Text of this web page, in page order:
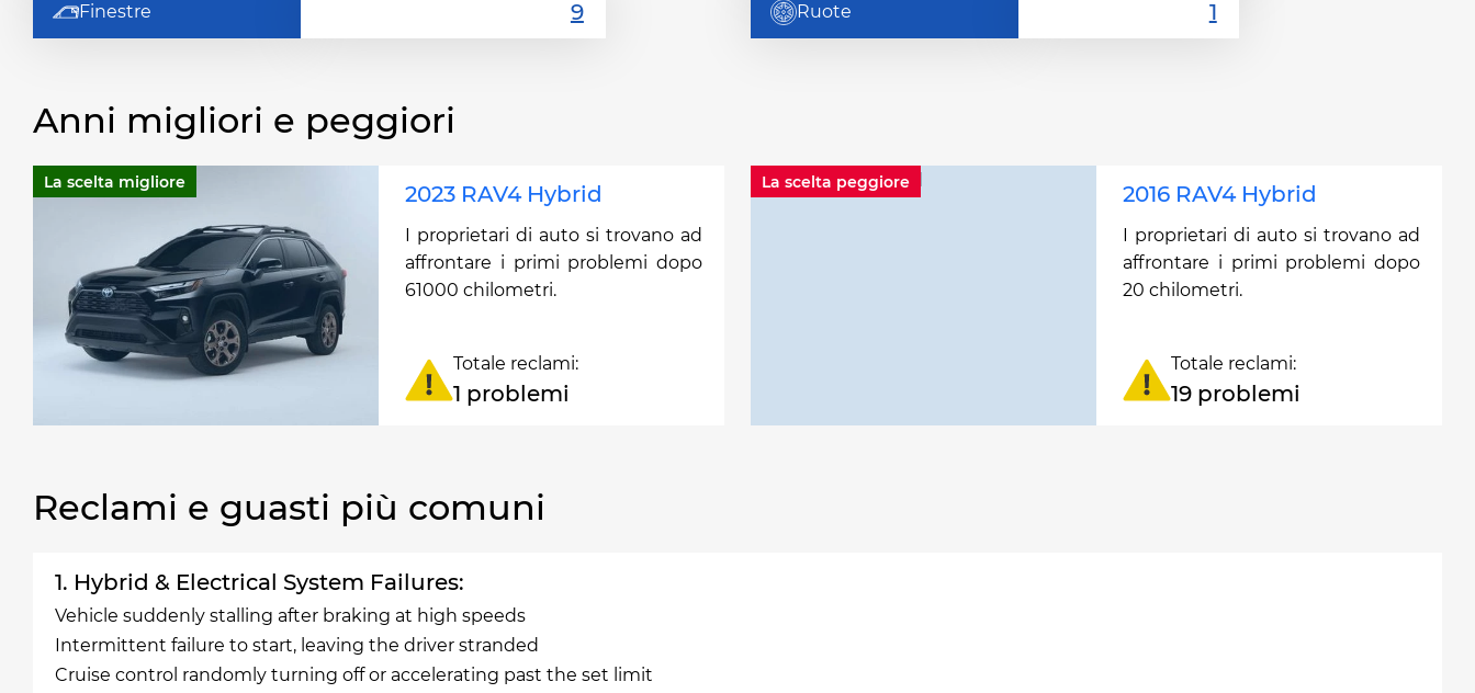
Finestre Ruote
Anni migliori e peggiori
La scelta migliore 2023 RAV4 Hybrid
I proprietari di auto si trovano ad
affrontare i primi problemi dopo
61000 chilometri.
Totale reclami:
1 problemi
La scelta peggiore 2016 RAV4 Hybrid
I proprietari di auto si trovano ad
affrontare i primi problemi dopo
20 chilometri.
Totale reclami:
19 problemi
Reclami e guasti più comuni
1. Hybrid & Electrical System Failures:
Vehicle suddenly stalling after braking at high speeds
Intermittent failure to start, leaving the driver stranded
Cruise control randomly turning off or accelerating past the set limit